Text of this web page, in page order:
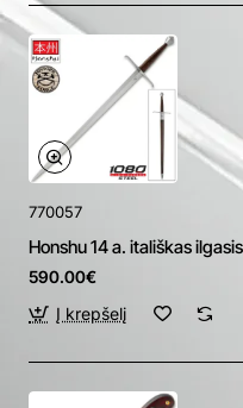
770057
Honshu 14 a. itališkas
590.00€
Į krepšelį